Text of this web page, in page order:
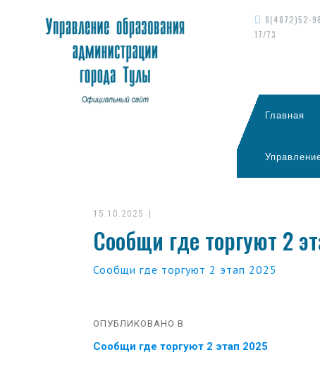
8(4872)52-
17/73
Главная
15.10.2025
Сообщи где торгуют 2
Сообщи где торгуют 2 этап 2025
ОПУБЛИКОВАНО В
Сообщи где торгуют 2 этап 2025